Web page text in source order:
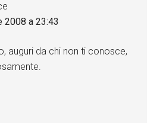
2008 a 23:43
auguri da chi non ti conosce,